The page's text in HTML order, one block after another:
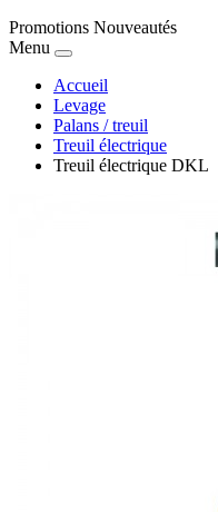
Promotions Nouveautés
Menu
Accueil
Levage
Palans / treuil
Treuil électrique
Treuil électrique DKL